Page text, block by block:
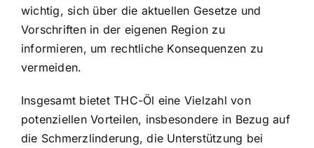
wichtig, sich über die aktuellen Gesetze und
Vorschriften in der eigenen Region zu
informieren, um rechtliche Konsequenzen zu
vermeiden.
Insgesamt bietet THC-Öl eine Vielzahl von
potenziellen Vorteilen, insbesondere in Bezug auf
die Schmerzlinderung, die Unterstützung bei